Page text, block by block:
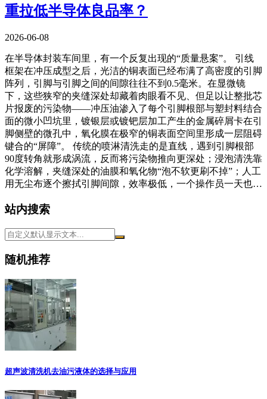
重拉低半导体良品率？
2026-06-08
在半导体封装车间里，有一个反复出现的“质量悬案”。 引线
框架在冲压成型之后，光洁的铜表面已经布满了高密度的引脚
阵列，引脚与引脚之间的间隙往往不到0.5毫米。在显微镜
下，这些狭窄的夹缝深处却藏着肉眼看不见、但足以让整批芯
片报废的污染物——冲压油渗入了每个引脚根部与塑封料结合
面的微小凹坑里，镀银层或镀钯层加工产生的金属碎屑卡在引
脚侧壁的微孔中，氧化膜在极窄的铜表面空间里形成一层阻碍
键合的“屏障”。 传统的喷淋清洗走的是直线，遇到引脚根部
90度转角就形成涡流，反而将污染物推向更深处；浸泡清洗靠
化学溶解，夹缝深处的油膜和氧化物“泡不软更刷不掉”；人工
用无尘布逐个擦拭引脚间隙，效率极低，一个操作员一天也…
站内搜索
随机推荐
超声波清洗机去油污液体的选择与应用